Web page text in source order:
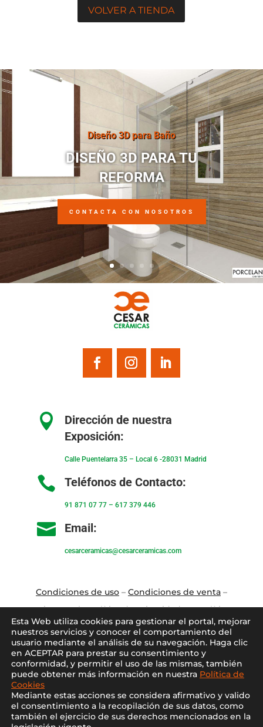
VOLVER A TIENDA
Diseño 3D para Baño
DISEÑO 3D PARA TU
REFORMA
CONTACTA CON NOSOTROS

Dirección de nuestra
Exposición:
Calle Puentelarra 35 – Local 6 -28031 Madrid
 Teléfonos de Contacto:
91 871 07 77– 617 379 446
 Email:
cesarceramicas@cesarceramicas.com
Condiciones de uso– Condiciones de venta–
Aviso Legal–Política de privacidad –Política
de cookies
Blog–Contacto–Conócenos –Mi Cuenta
Esta Web utiliza cookies para gestionar el portal, mejorar
nuestros servicios y conocer el comportamiento del
usuario mediante el análisis de su navegación. Haga clic
en ACEPTAR para prestar su consentimiento y
conformidad, y permitir el uso de las mismas, también
puede obtener más información en nuestra Política de
Cookies
Mediante estas acciones se considera afirmativo y valido
el consentimiento a la recopilación de sus datos, como
también el ejercicio de sus derechos mencionados en la